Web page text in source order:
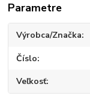
Parametre
Výrobca/Značka
Číslo
Veľkosť